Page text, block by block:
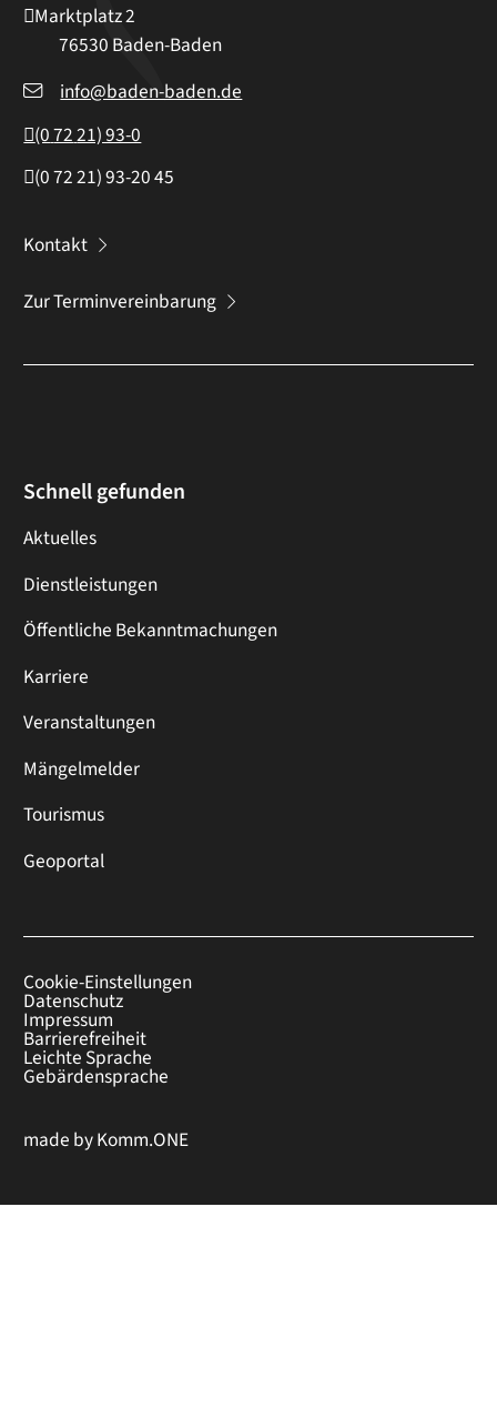
Marktplatz 2
76530 Baden-Baden
info@baden-baden.de
(07221) 93-0
(07221) 93-2045
Kontakt
Zur Terminvereinbarung
Schnell gefunden
Aktuelles
Dienstleistungen
Öffentliche Bekanntmachungen
Karriere
Veranstaltungen
Mängelmelder
Tourismus
Geoportal
Cookie-Einstellungen
Datenschutz
Impressum
Barrierefreiheit
Leichte Sprache
Gebärdensprache
made byKomm.ONE